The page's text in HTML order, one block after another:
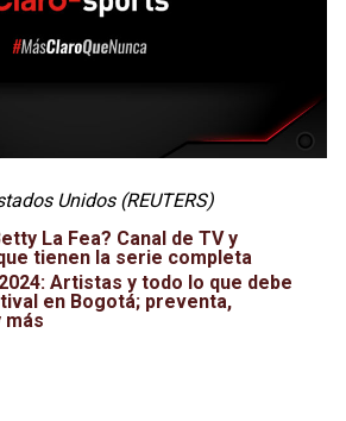
Unidos (REUTERS)
La Fea? Canal de TV y
tienen la serie completa
Artistas y todo lo que debe
en Bogotá; preventa,
más